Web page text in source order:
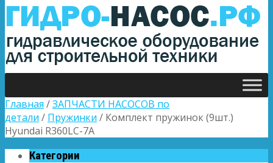
Главная /ЗАПЧАСТИ НАСОСОВ по
детали / Пружинки / Комплект пружинок (9шт.)
Hyundai R360LC-7A
Категории